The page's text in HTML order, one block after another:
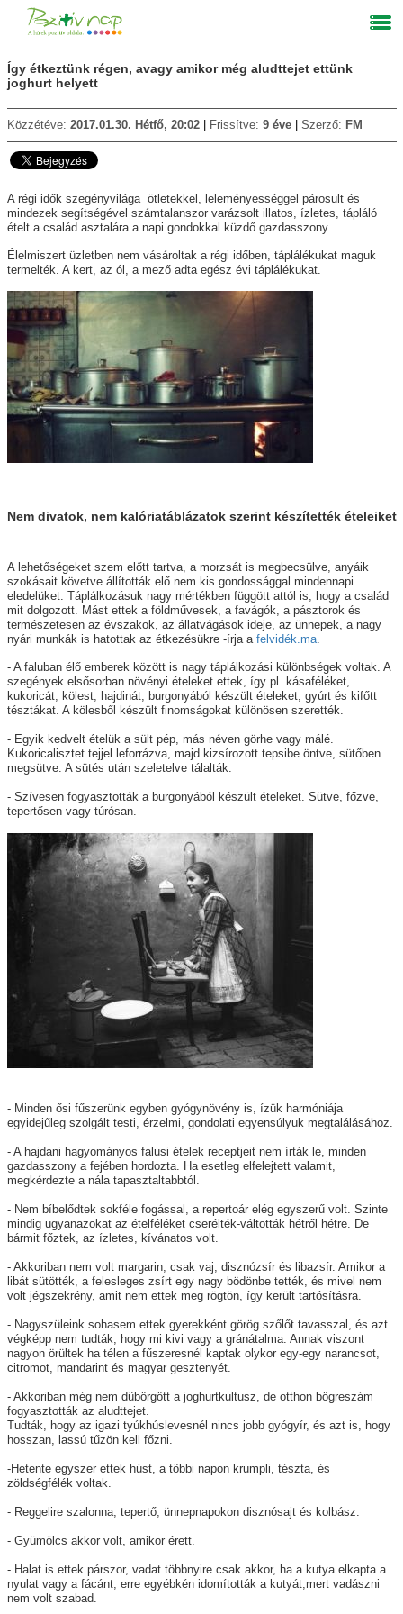
Így étkeztünk régen, avagy amikor még aludttejet ettünk
joghurt helyett
Közzétéve: 2017.01.30. Hétfő, 20:02 Frissítve: 9 éve Szerző: FM
A régi idők szegényvilága ötletekkel, leleményességgel párosult és
mindezek segítségével számtalanszor varázsolt illatos, ízletes, tápláló
ételt a család asztalára a napi gondokkal küzdő gazdasszony.
Élelmiszert üzletben nem vásároltak a régi időben, táplálékukat maguk
termelték. A kert, az ól, a mező adta egész évi táplálékukat.
Nem divatok, nem kalóriatáblázatok szerint készítették ételeiket
A lehetőségeket szem előtt tartva, a morzsát is megbecsülve, anyáik
szokásait követve állították elő nem kis gondossággal mindennapi
eledelüket. Táplálkozásuk nagy mértékben függött attól is, hogy a család
mit dolgozott. Mást ettek a földművesek, a favágók, a pásztorok és
természetesen az évszakok, az állatvágások ideje, az ünnepek, a nagy
nyári munkák is hatottak az étkezésükre -írja a felvidék.ma.
- A faluban élő emberek között is nagy táplálkozási különbségek voltak. A
szegények elsősorban növényi ételeket ettek, így pl. kásaféléket,
kukoricát, kölest, hajdinát, burgonyából készült ételeket, gyúrt és kifőtt
tésztákat. A kölesből készült finomságokat különösen szerették.
- Egyik kedvelt ételük a sült pép, más néven görhe vagy málé.
Kukoricalisztet tejjel leforrázva, majd kizsírozott tepsibe öntve, sütőben
megsütve. A sütés után szeletelve tálalták.
- Szívesen fogyasztották a burgonyából készült ételeket. Sütve, főzve,
tepertősen vagy túrósan.
- Minden ősi fűszerünk egyben gyógynövény is, ízük harmóniája
egyidejűleg szolgált testi, érzelmi, gondolati egyensúlyuk megtalálásához.
- A hajdani hagyományos falusi ételek receptjeit nem írták le, minden
gazdasszony a fejében hordozta. Ha esetleg elfelejtett valamit,
megkérdezte a nála tapasztaltabbtól.
- Nem bíbelődtek sokféle fogással, a repertoár elég egyszerű volt. Szinte
mindig ugyanazokat az ételféléket cserélték-váltották hétről hétre. De
bármit főztek, az ízletes, kívánatos volt.
- Akkoriban nem volt margarin, csak vaj, disznózsír és libazsír. Amikor a
libát sütötték, a felesleges zsírt egy nagy bödönbe tették, és mivel nem
volt jégszekrény, amit nem ettek meg rögtön, így került tartósításra.
- Nagyszüleink sohasem ettek gyerekként görög szőlőt tavasszal, és azt
végképp nem tudták, hogy mi kivi vagy a gránátalma. Annak viszont
nagyon örültek ha télen a fűszeresnél kaptak olykor egy-egy narancsot,
citromot, mandarint és magyar gesztenyét.
- Akkoriban még nem dübörgött a joghurtkultusz, de otthon bögreszám
fogyasztották az aludttejet.
Tudták, hogy az igazi tyúkhúslevesnél nincs jobb gyógyír, és azt is, hogy
hosszan, lassú tűzön kell főzni.
-Hetente egyszer ettek húst, a többi napon krumpli, tészta, és
zöldségfélék voltak.
- Reggelire szalonna, tepertő, ünnepnapokon disznósajt és kolbász.
- Gyümölcs akkor volt, amikor érett.
- Halat is ettek párszor, vadat többnyire csak akkor, ha a kutya elkapta a
nyulat vagy a fácánt, erre egyébkén idomították a kutyát,mert vadászni
nem volt szabad.